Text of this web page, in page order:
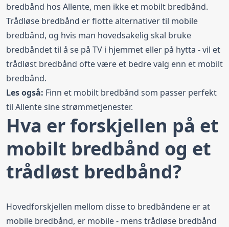
bredbånd hos Allente, men ikke et mobilt bredbånd.
Trådløse bredbånd er flotte alternativer til mobile
bredbånd, og hvis man hovedsakelig skal bruke
bredbåndet til å se på TV i hjemmet eller på hytta - vil et
trådløst bredbånd ofte være et bedre valg enn et mobilt
bredbånd.
Les også: Finn et mobilt bredbånd som passer perfekt
til Allente sine strømmetjenester.
Hva er forskjellen på et
mobilt bredbånd og et
trådløst bredbånd?
Hovedforskjellen mellom disse to bredbåndene er at
mobile bredbånd, er mobile - mens trådløse bredbånd